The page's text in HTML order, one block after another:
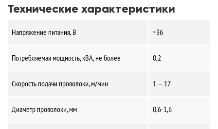
Технические характеристики
Напряжение питания, В ~36
Потребляемая мощность, кВА, не более 0,2
Скорость подачи проволоки, м/мин 1 — 17
Диаметр проволоки, мм 0,6-1,6